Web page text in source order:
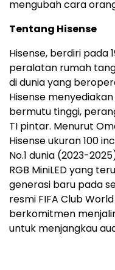
mengubah cara
Tentang Hisense
Hisense, berdiri pada
peralatan rumah
di dunia yang
Hisense
bermutu tinggi,
TI pintar. Menurut
Hisense ukuran 100
No.1 dunia (2023-
RGB MiniLED yang
generasi baru pada
resmi FIFA Club
berkomitmen
untuk menjangkau